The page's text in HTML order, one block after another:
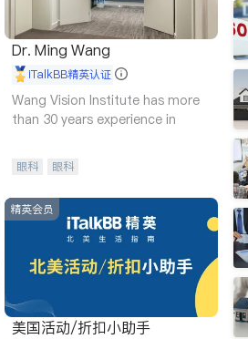
Dr. Ming Wang
iTalkBB精英认证
Wang Vision Institute has more
than 30 years experience in
眼科 眼科
精英会员
美国活动/折扣小助手